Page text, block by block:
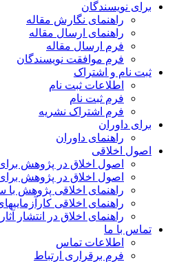
برای نویسندگان
راهنمای نگارش مقاله
راهنمای ارسال مقاله
فرم ارسال مقاله
فرم موافقت نویسندگان
ثبت نام و اشتراک
اطلاعات ثبت نام
فرم ثبت نام
فرم اشتراک نشریه
برای داوران
راهنمای داوران
اصول اخلاقی
اصول اخلاق در پژوهش برای
اصول اخلاق در پژوهش برای
راهنمای اخلاقی پژوهش با
راهنمای اخلاقی کارآزماییهای
راهنمای اخلاق در انتشار
تماس با ما
اطلاعات تماس
فرم برقراری ارتباط